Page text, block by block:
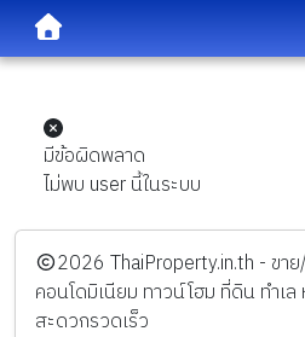
มีข้อผิดพลาด
ไม่พบ user นี้ในระบบ
️2026 ThaiProperty.in.th - ขาย
คอนโดมิเนียม ทาวน์โฮม ที่ดิน ทำเล
สะดวกรวดเร็ว